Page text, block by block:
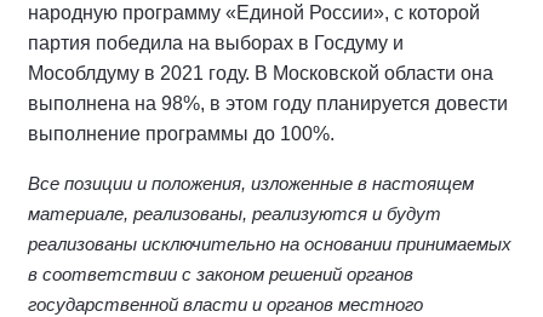
народную программу «Единой России», с которой
партия победила на выборах в Госдуму и
Мособлдуму в 2021 году. В Московской области она
выполнена на 98%, в этом году планируется довести
выполнение программы до 100%.
Все позиции и положения, изложенные в настоящем
материале, реализованы, реализуются и будут
реализованы исключительно на основании принимаемых
в соответствии с законом решений органов
государственной власти и органов местного